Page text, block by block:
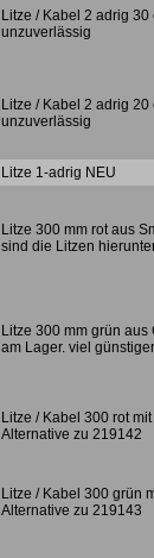
Litze / Kabel 2 adrig
unzuverlässig
Litze / Kabel 2 adrig
unzuverlässig
Litze 1-adrig NEU
Litze 300 mm rot aus
sind die Litzen
Litze 300 mm grün aus
am Lager. viel
Litze / Kabel 300 rot
Alternative zu 219142
Litze / Kabel 300 grün
Alternative zu 219143